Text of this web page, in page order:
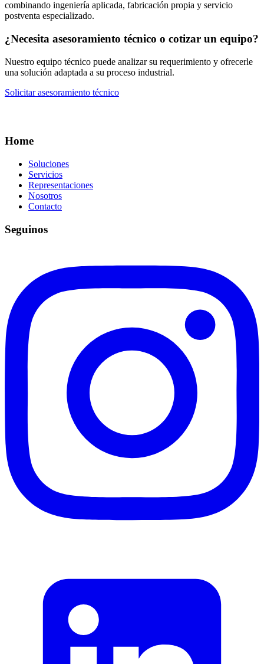
combinando ingeniería aplicada, fabricación propia y servicio
postventa especializado.
¿Necesita asesoramiento técnico o cotizar un equipo?
Nuestro equipo técnico puede analizar su requerimiento y ofrecerle
una solución adaptada a su proceso industrial.
Solicitar asesoramiento técnico
Home
Soluciones
Servicios
Representaciones
Nosotros
Contacto
Seguinos